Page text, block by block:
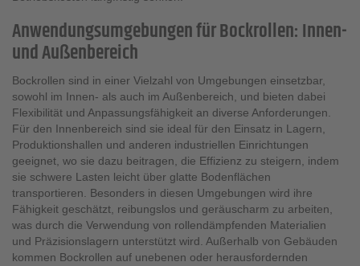
Anwendungsumgebungen für Bockrollen: Innen-
und Außenbereich
Bockrollen sind in einer Vielzahl von Umgebungen einsetzbar,
sowohl im Innen- als auch im Außenbereich, und bieten dabei
Flexibilität und Anpassungsfähigkeit an diverse Anforderungen.
Für den Innenbereich sind sie ideal für den Einsatz in Lagern,
Produktionshallen und anderen industriellen Einrichtungen
geeignet, wo sie dazu beitragen, die Effizienz zu steigern, indem
sie schwere Lasten leicht über glatte Bodenflächen
transportieren. Besonders in diesen Umgebungen wird ihre
Fähigkeit geschätzt, reibungslos und geräuscharm zu arbeiten,
was durch die Verwendung von rollendämpfenden Materialien
und Präzisionslagern unterstützt wird. Außerhalb von Gebäuden
kommen Bockrollen auf unebenen oder herausfordernden